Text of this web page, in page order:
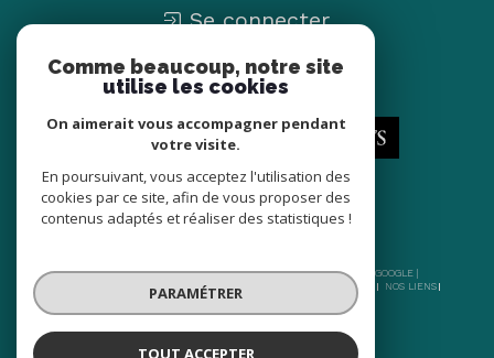
Se connecter
Nous
ADHÉRONS
© 2026 | TOUS DROITS RÉSERVÉS | TRADUCTION POWERED BY GOOGLE |
PLAN DU SITE ADMIN
NOS LIENS
POLITIQUE RGPD
Comme beaucoup, notre site
utilise les cookies
On aimerait vous accompagner pendant
votre visite.
En poursuivant, vous acceptez l'utilisation des
cookies par ce site, afin de vous proposer des
contenus adaptés et réaliser des statistiques !
PARAMÉTRER
TOUT ACCEPTER